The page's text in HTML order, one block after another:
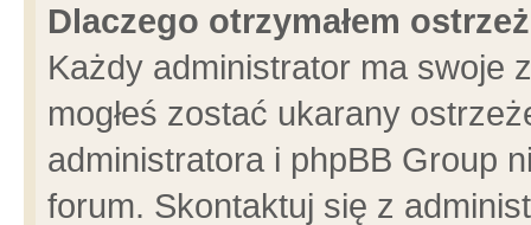
Dlaczego otrzymałem
Każdy administrator ma swoje
mogłeś zostać ukarany
administratora i phpBB Group
forum. Skontaktuj się z